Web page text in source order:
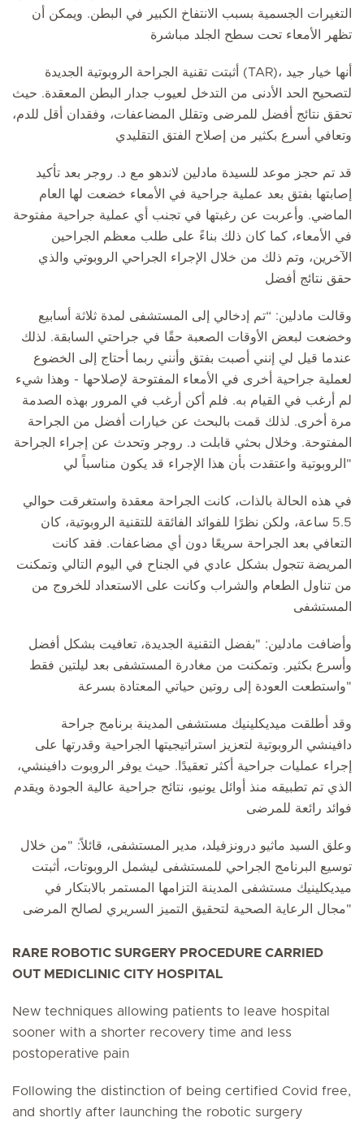
التغيرات الجسمية بسبب الانتفاخ الكبير في البطن. ويمكن أن
تظهر الأمعاء تحت سطح الجلد مباشرة
أثبتت تقنية الجراحة الروبوتية الجديدة (TAR)، أنها خيار جيد
لتصحيح الحد الأدنى من التدخل لعيوب جدار البطن المعقدة. حيث
تحقق نتائج أفضل للمرضى وتقلل المضاعفات، وفقدان أقل للدم،
وتعافي أسرع بكثير من إصلاح الفتق التقليدي
قد تم حجز موعد للسيدة مادلين لاندهو مع د. روجر بعد تأكيد
إصابتها بفتق بعد عملية جراحية في الأمعاء خضعت لها العام
الماضي. وأعربت عن رغبتها في تجنب أي عملية جراحية مفتوحة
في الأمعاء، كما كان ذلك بناءً على طلب معظم الجراحين
الآخرين، وتم ذلك من خلال الإجراء الجراحي الروبوتي والذي
حقق نتائج أفضل
وقالت مادلين: “تم إدخالي إلى المستشفى لمدة ثلاثة أسابيع
وخضعت لبعض الأوقات الصعبة حقًا في جراحتي السابقة. لذلك
عندما قيل لي إنني أصبت بفتق وأنني ربما أحتاج إلى الخضوع
لعملية جراحية أخرى في الأمعاء المفتوحة لإصلاحها - وهذا شيء
لم أرغب في القيام به. فلم أكن أرغب في المرور بهذه الصدمة
مرة أخرى. لذلك قمت بالبحث عن خيارات أفضل من الجراحة
المفتوحة. وخلال بحثي قابلت د. روجر وتحدث عن إجراء الجراحة
الروبوتية واعتقدت بأن هذا الإجراء قد يكون مناسباً لي"
في هذه الحالة بالذات، كانت الجراحة معقدة واستغرقت حوالي
5.5 ساعة، ولكن نظرًا للفوائد الفائقة للتقنية الروبوتية، كان
التعافي بعد الجراحة سريعًا دون أي مضاعفات. فقد كانت
المريضة تتجول بشكل عادي في الجناح في اليوم التالي وتمكنت
من تناول الطعام والشراب وكانت على الاستعداد للخروج من
المستشفى
وأضافت مادلين: "بفضل التقنية الجديدة، تعافيت بشكل أفضل
وأسرع بكثير. وتمكنت من مغادرة المستشفى بعد ليلتين فقط
واستطعت العودة إلى روتين حياتي المعتادة بسرعة"
وقد أطلقت ميديكلينيك مستشفى المدينة برنامج جراحة
دافينشي الروبوتية لتعزيز استراتيجيتها الجراحية وقدرتها على
إجراء عمليات جراحية أكثر تعقيدًا. حيث يوفر الروبوت دافينشي،
الذي تم تطبيقه منذ أوائل يونيو، نتائج جراحية عالية الجودة ويقدم
فوائد رائعة للمرضى
وعلق السيد ماثيو درونزفيلد، مدير المستشفى، قائلاً: "من خلال
توسيع البرنامج الجراحي للمستشفى ليشمل الروبوتات، أثبتت
ميديكلينيك مستشفى المدينة التزامها المستمر بالابتكار في
مجال الرعاية الصحية لتحقيق التميز السريري لصالح المرضى"
RARE ROBOTIC SURGERY PROCEDURE CARRIED
OUT MEDICLINIC CITY HOSPITAL
New techniques allowing patients to leave hospital
sooner with a shorter recovery time and less
postoperative pain
Following the distinction of being certified Covid free,
and shortly after launching the robotic surgery